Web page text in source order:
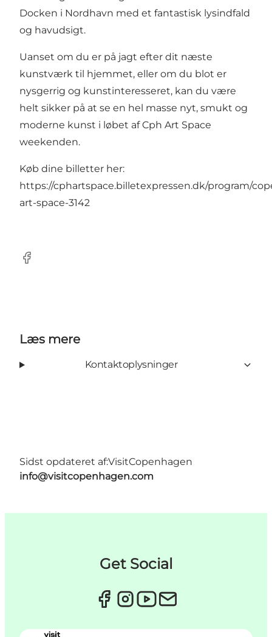
Docken i Nordhavn med et fantastisk lysindfald
og havudsigt.
Uanset om du er på jagt efter dit næste
kunstværk til hjemmet, eller om du blot er
nysgerrig og kunstinteresseret, kan du være
helt sikker på at se en hel masse nyt, smukt og
moderne kunst i løbet af Cph Art Space
weekenden.
Køb dine billetter her:
https://cphartspace.billetexpressen.dk/program/
art-space-3142
Facebook
Læs mere
Kontaktoplysninger
Sidst opdateret af:VisitCopenhagen
info@visitcopenhagen.com
Get Social